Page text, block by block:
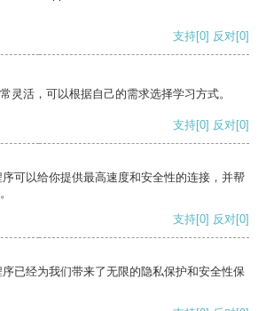
支持[0] 反对[0]
灵活，可以根据自己的需求选择学习方式。
支持[0] 反对[0]
可以给你提供最高速度和安全性的连接，并帮
支持[0] 反对[0]
已经为我们带来了无限的隐私保护和安全性保